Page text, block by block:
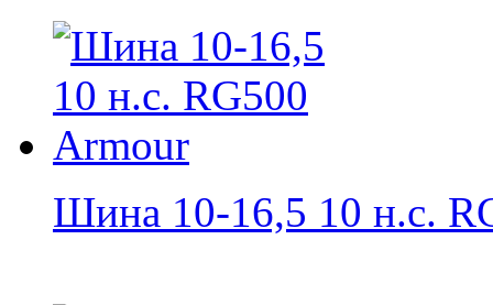
Шина 10-16,5 10 н.с.